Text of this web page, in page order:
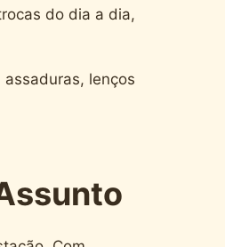
do dia a dia,
lenços